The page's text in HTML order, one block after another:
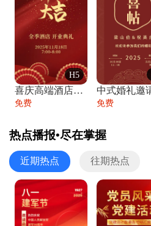
H5
喜庆高端酒店开业大吉邀请函
免费 免费
热点播报•尽在掌握
近期热点 往期热点